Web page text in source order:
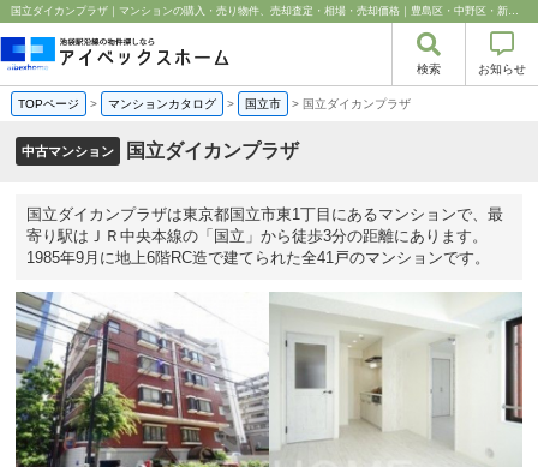
国立ダイカンプラザ｜マンションの購入・売り物件、売却査定・相場・売却価格｜豊島区・中野区・新宿区の中古マンション・リノベーション情報なら池袋のアイベックスホーム！
検索 お知らせ
TOPページ > マンションカタログ > 国立市 > 国立ダイカンプラザ
中古マンション 国立ダイカンプラザ
国立ダイカンプラザは東京都国立市東1丁目にあるマンションで、最
寄り駅はＪＲ中央本線の「国立」から徒歩3分の距離にあります。
1985年9月に地上6階RC造で建てられた全41戸のマンションです。